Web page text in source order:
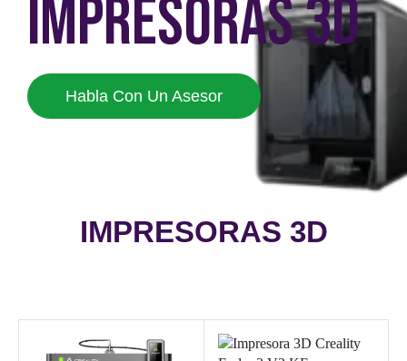
IMPRESORAS 3D
Habla Con Un Asesor
IMPRESORAS 3D